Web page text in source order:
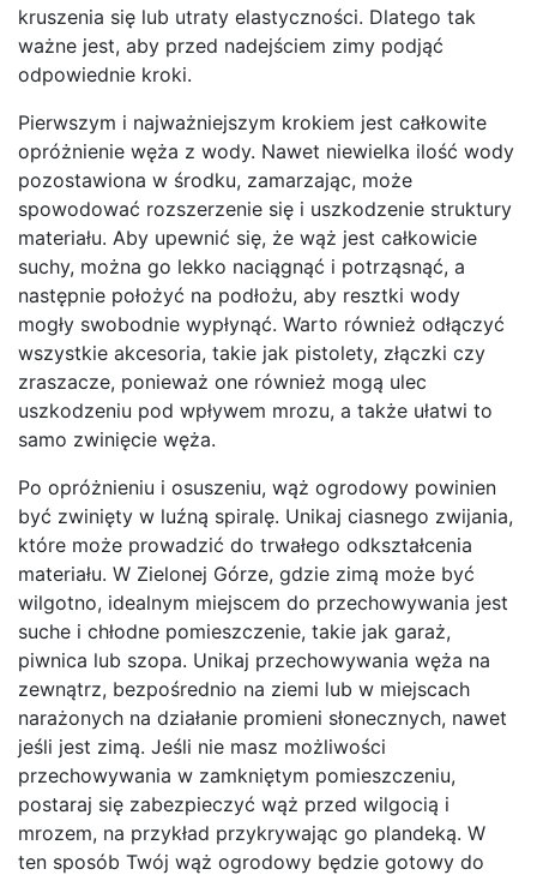
kruszenia się lub utraty elastyczności. Dlatego tak
ważne jest, aby przed nadejściem zimy podjąć
odpowiednie kroki.
Pierwszym i najważniejszym krokiem jest całkowite
opróżnienie węża z wody. Nawet niewielka ilość wody
pozostawiona w środku, zamarzając, może
spowodować rozszerzenie się i uszkodzenie struktury
materiału. Aby upewnić się, że wąż jest całkowicie
suchy, można go lekko naciągnąć i potrząsnąć, a
następnie położyć na podłożu, aby resztki wody
mogły swobodnie wypłynąć. Warto również odłączyć
wszystkie akcesoria, takie jak pistolety, złączki czy
zraszacze, ponieważ one również mogą ulec
uszkodzeniu pod wpływem mrozu, a także ułatwi to
samo zwinięcie węża.
Po opróżnieniu i osuszeniu, wąż ogrodowy powinien
być zwinięty w luźną spiralę. Unikaj ciasnego zwijania,
które może prowadzić do trwałego odkształcenia
materiału. W Zielonej Górze, gdzie zimą może być
wilgotno, idealnym miejscem do przechowywania jest
suche i chłodne pomieszczenie, takie jak garaż,
piwnica lub szopa. Unikaj przechowywania węża na
zewnątrz, bezpośrednio na ziemi lub w miejscach
narażonych na działanie promieni słonecznych, nawet
jeśli jest zimą. Jeśli nie masz możliwości
przechowywania w zamkniętym pomieszczeniu,
postaraj się zabezpieczyć wąż przed wilgocią i
mrozem, na przykład przykrywając go plandeką. W
ten sposób Twój wąż ogrodowy będzie gotowy do